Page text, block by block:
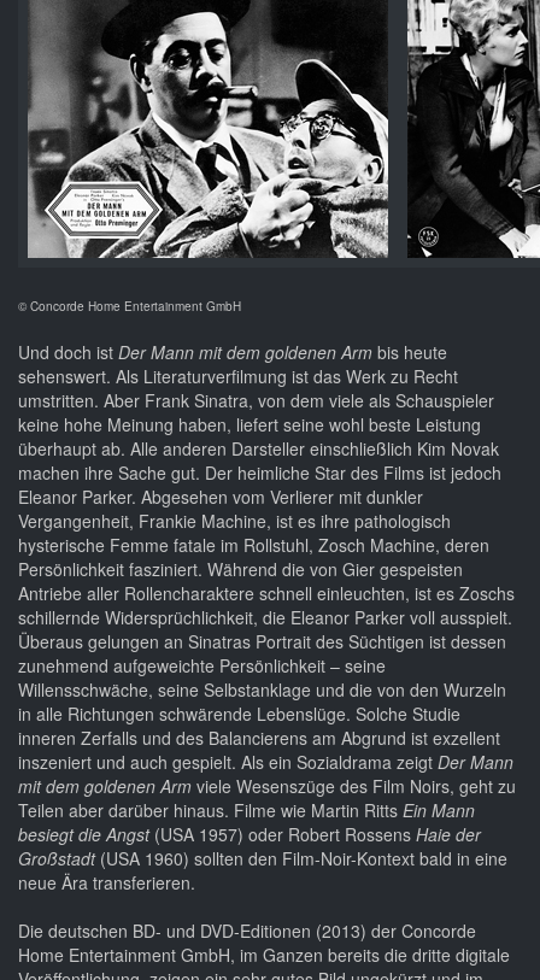
© Concorde Home Entertainment GmbH
Und doch ist Der Mann mit dem goldenen Arm bis heute
sehenswert. Als Literaturverfilmung ist das Werk zu Recht
umstritten. Aber Frank Sinatra, von dem viele als Schauspieler
keine hohe Meinung haben, liefert seine wohl beste Leistung
überhaupt ab. Alle anderen Darsteller einschließlich Kim Novak
machen ihre Sache gut. Der heimliche Star des Films ist jedoch
Eleanor Parker. Abgesehen vom Verlierer mit dunkler
Vergangenheit, Frankie Machine, ist es ihre pathologisch
hysterische Femme fatale im Rollstuhl, Zosch Machine, deren
Persönlichkeit fasziniert. Während die von Gier gespeisten
Antriebe aller Rollencharaktere schnell einleuchten, ist es Zoschs
schillernde Widersprüchlichkeit, die Eleanor Parker voll ausspielt.
Überaus gelungen an Sinatras Portrait des Süchtigen ist dessen
zunehmend aufgeweichte Persönlichkeit – seine
Willensschwäche, seine Selbstanklage und die von den Wurzeln
in alle Richtungen schwärende Lebenslüge. Solche Studie
inneren Zerfalls und des Balancierens am Abgrund ist exzellent
inszeniert und auch gespielt. Als ein Sozialdrama zeigt Der Mann
mit dem goldenen Arm viele Wesenszüge des Film Noirs, geht zu
Teilen aber darüber hinaus. Filme wie Martin Ritts Ein Mann
besiegt die Angst(USA 1957) oder Robert Rossens Haie der
Großstadt(USA 1960) sollten den Film-Noir-Kontext bald in eine
neue Ära transferieren.
Die deutschen BD- und DVD-Editionen (2013) der Concorde
Home Entertainment GmbH, im Ganzen bereits die dritte digitale